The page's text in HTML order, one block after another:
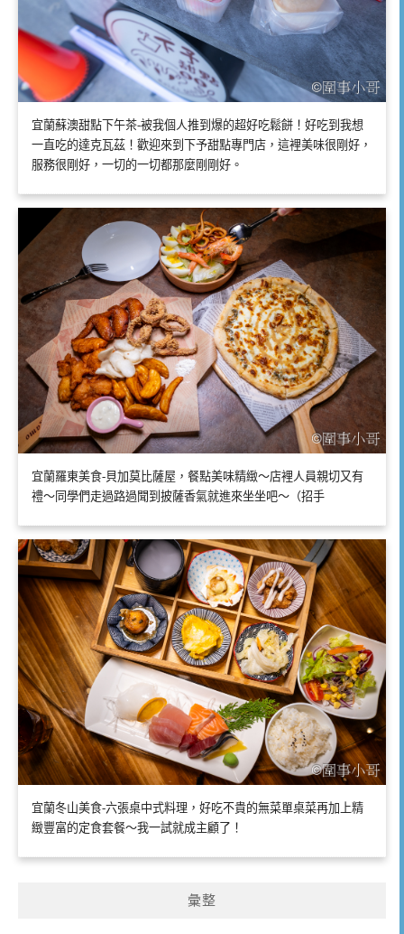
宜蘭蘇澳甜點下午茶-被我個人推到爆的超好吃鬆餅！好吃到我想
一直吃的達克瓦茲！歡迎來到下予甜點專門店，這裡美味很剛好，
服務很剛好，一切的一切都那麼剛剛好。
宜蘭羅東美食-貝加莫比薩屋，餐點美味精緻～店裡人員親切又有
禮～同學們走過路過聞到披薩香氣就進來坐坐吧～（招手
宜蘭冬山美食-六張桌中式料理，好吃不貴的無菜單桌菜再加上精
緻豐富的定食套餐～我一試就成主顧了！
彙整